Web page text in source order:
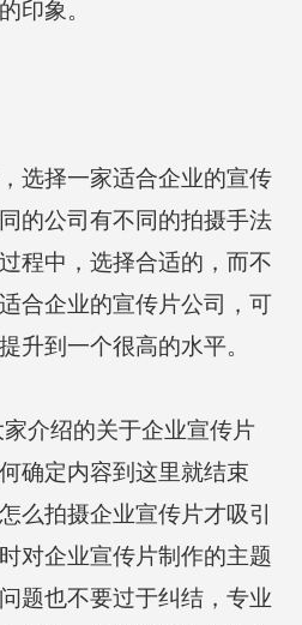
印象。
选择一家适合企业的宣传
的公司有不同的拍摄手法
程中，选择合适的，而不
合企业的宣传片公司，可
升到一个很高的水平。
介绍的关于企业宣传片
确定内容到这里就结束
么拍摄企业宣传片才吸引
对企业宣传片制作的主题
题也不要过于纠结，专业